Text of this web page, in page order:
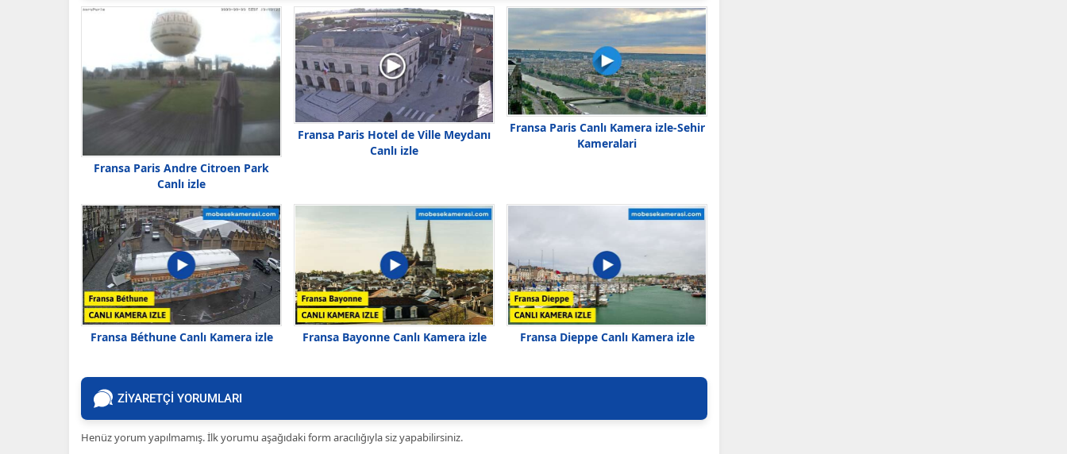
Fransa Paris Andre Citroen Park
Canlı izle
Fransa Paris Hotel de Ville Meydanı
Canlı izle
Fransa Paris Canlı Kamera izle-Sehir
Kameralari
Fransa Béthune Canlı Kamera izle Fransa Bayonne Canlı Kamera izle Fransa Dieppe Canlı Kamera izle
ZİYARETÇİ YORUMLARI
Henüz yorum yapılmamış. İlk yorumu aşağıdaki form aracılığıyla siz yapabilirsiniz.